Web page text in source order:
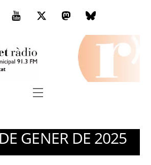
You
TwitterMastodonBluesky
Menu
GENER DE 2025